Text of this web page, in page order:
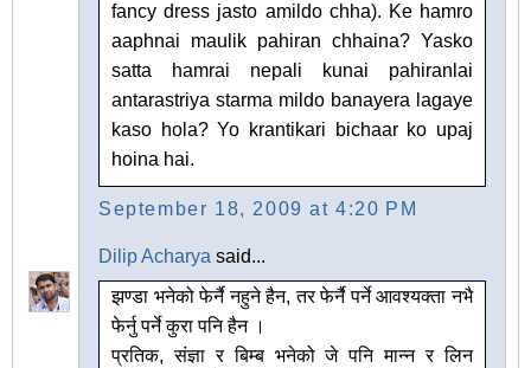
fancy dress jasto amildo chha). Ke hamro
aaphnai maulik pahiran chhaina? Yasko
satta hamrai nepali kunai pahiranlai
antarastriya starma mildo banayera lagaye
kaso hola? Yo krantikari bichaar ko upaj
hoina hai.
September 18, 2009 at 4:20 PM
Dilip Acharya said...
झण्डा भनेको फेर्नै नहुने हैन, तर फेर्नै पर्ने आवश्यक्ता नभै
फेर्नु पर्ने कुरा पनि हैन ।
प्रतिक, संज्ञा र बिम्ब भनेको जे पनि मान्न र लिन